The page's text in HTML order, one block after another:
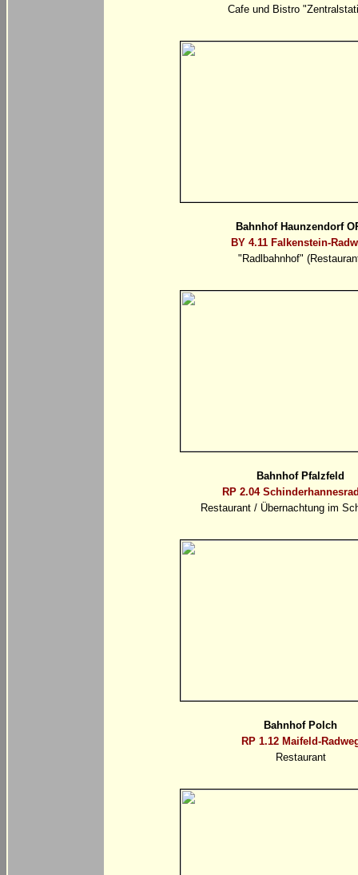
Cafe und Bistro
Bahnhof Haunzendorf
BY 4.11 Falkenstein-
"Radlbahnhof"
Bahnhof Pfalzfeld
RP 2.04
Restaurant / Übernachtung im
Bahnhof Polch
RP 1.12 Maifeld-
Restaurant